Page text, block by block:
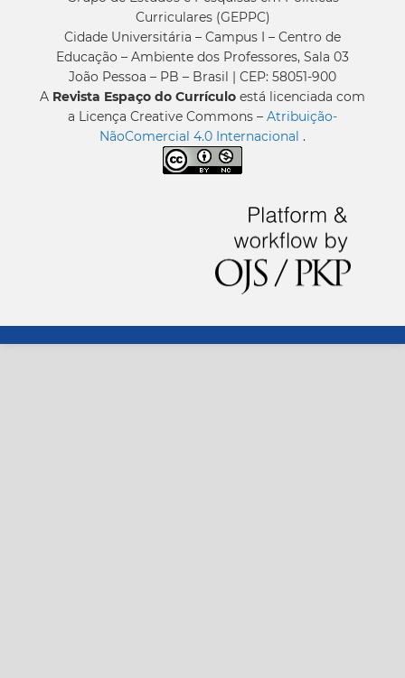
Curriculares (GEPPC)
Cidade Universitária – Campus I – Centro de
Educação – Ambiente dos Professores, Sala 03
João Pessoa – PB – Brasil | CEP: 58051-900
A Revista Espaço do Currículo está licenciada com
a Licença Creative Commons – Atribuição-
NãoComercial 4.0 Internacional .